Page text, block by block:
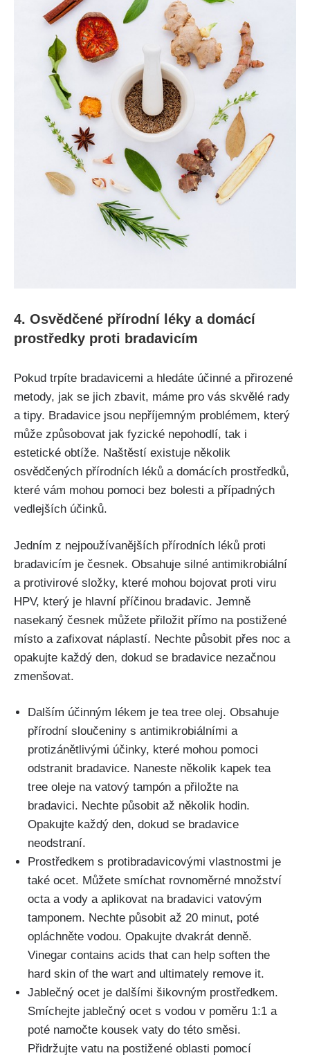
4. Osvědčené přírodní⁢ léky a domácí
prostředky proti bradavicím
Pokud trpíte bradavicemi a hledáte účinné a přirozené
metody, ‌jak se jich zbavit, máme pro vás skvělé rady
a tipy. ‌Bradavice jsou nepříjemným problémem, ⁣který
může způsobovat jak ⁤fyzické nepohodlí, tak i
estetické‌ obtíže. Naštěstí ‌existuje několik
osvědčených přírodních léků a ‍domácích prostředků,
⁢které vám mohou pomoci bez‍ bolesti a případných
⁣vedlejších účinků.
Jedním z nejpoužívanějších přírodních léků proti⁤
bradavicím je česnek. Obsahuje silné antimikrobiální⁣
a protivirové⁣ složky, které mohou bojovat ‌proti viru
HPV, který ‍je hlavní příčinou⁤ bradavic. Jemně
nasekaný ⁢česnek můžete přiložit přímo na postižené
místo a ⁤zafixovat náplastí. Nechte působit přes noc‍ a
⁣opakujte každý den, dokud se bradavice nezačnou
zmenšovat.
Dalším účinným lékem​ je‌ tea tree olej. Obsahuje
přírodní sloučeniny⁢ s antimikrobiálními a‌
protizánětlivými účinky,‍ které mohou pomoci
odstranit bradavice. ⁣Naneste několik kapek tea ​
tree oleje na vatový tampón a přiložte na ​
bradavici. Nechte působit až několik hodin.
Opakujte ‍každý den, dokud se bradavice
neodstraní.
Prostředkem ‌s protibradavicovými vlastnostmi⁢ je
také‌ ocet. Můžete smíchat rovnoměrné​ množství
octa ⁢a⁤ vody a ‍aplikovat na bradavici vatovým
tamponem. Nechte působit ​až 20 ‌minut, poté
opláchněte vodou. Opakujte ⁣dvakrát denně.
⁢Vinegar contains acids that can⁤ help soften ‍the
hard skin of the‍ wart and ultimately remove it.
Jablečný ocet‍ je dalšími šikovným prostředkem.‌
Smíchejte ‌jablečný ocet s vodou v ⁤poměru 1:1⁣ a
poté namočte kousek vaty do této směsi.
Přidržujte⁢ vatu na postižené⁢ oblasti pomocí